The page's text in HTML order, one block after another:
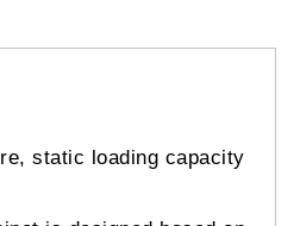
static loading capacity